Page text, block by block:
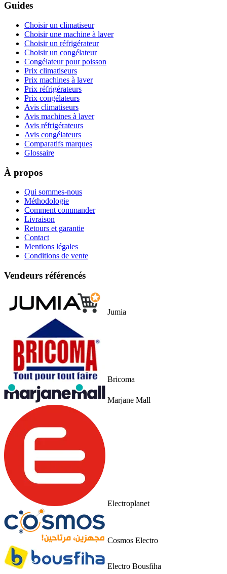
Guides
Choisir un climatiseur
Choisir une machine à laver
Choisir un réfrigérateur
Choisir un congélateur
Congélateur pour poisson
Prix climatiseurs
Prix machines à laver
Prix réfrigérateurs
Prix congélateurs
Avis climatiseurs
Avis machines à laver
Avis réfrigérateurs
Avis congélateurs
Comparatifs marques
Glossaire
À propos
Qui sommes-nous
Méthodologie
Comment commander
Livraison
Retours et garantie
Contact
Mentions légales
Conditions de vente
Vendeurs référencés
Jumia
Bricoma
Marjane Mall
Electroplanet
Cosmos Electro
Electro Bousfiha